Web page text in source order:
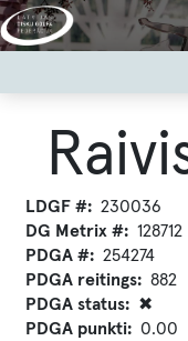
Pārlekt
uz
menu
LDGF #
230036
DG Metrix #
128712
PDGA #
254274
PDGA reitings
882
PDGA status
✖
PDGA punkti
0.00